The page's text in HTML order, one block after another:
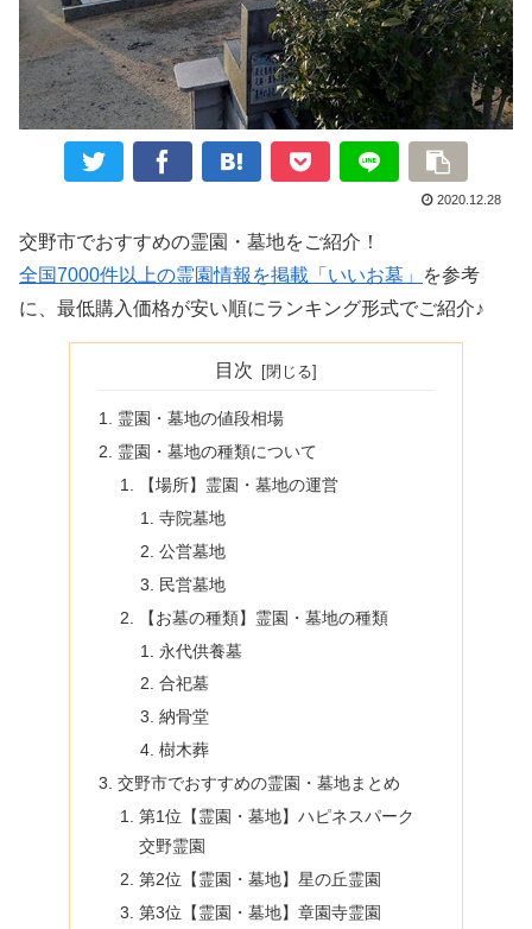
2020.12.28
交野市でおすすめの霊園・墓地をご紹介！
全国7000件以上の霊園情報を掲載「いいお墓」
を参考
に、最低購入価格が安い順にランキング形式でご紹介♪
目次
霊園・墓地の値段相場
霊園・墓地の種類について
【場所】霊園・墓地の運営
寺院墓地
公営墓地
民営墓地
【お墓の種類】霊園・墓地の種類
永代供養墓
合祀墓
納骨堂
樹木葬
交野市でおすすめの霊園・墓地まとめ
第1位【霊園・墓地】ハピネスパーク
交野霊園
第2位【霊園・墓地】星の丘霊園
第3位【霊園・墓地】章園寺霊園